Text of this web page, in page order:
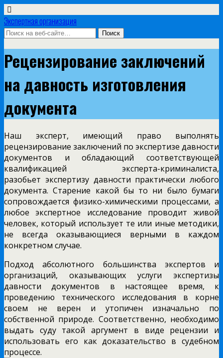
Экспертная организация
Рецензирование заключений
на давность изготовления
документа
Наш эксперт, имеющий право выполнять
рецензирование заключений по экспертизе давности
документов и обладающий соответствующей
квалификацией эксперта-криминалиста,
разобьет экспертизу давности практически любого
документа. Старение какой бы то ни было бумаги
сопровождается физико-химическими процессами, а
любое экспертное исследование проводит живой
человек, который использует те или иные методики,
не всегда оказывающиеся верными в каждом
конкретном случае.
Подход абсолютного большинства экспертов и
организаций, оказывающих услуги экспертизы
давности документов в настоящее время, к
проведению технического исследования в корне
своем не верен и утопичен изначально по
собственной природе. Соответственно, необходимо
выдать суду такой аргумент в виде рецензии и
использовать его как доказательство в судебном
процессе.